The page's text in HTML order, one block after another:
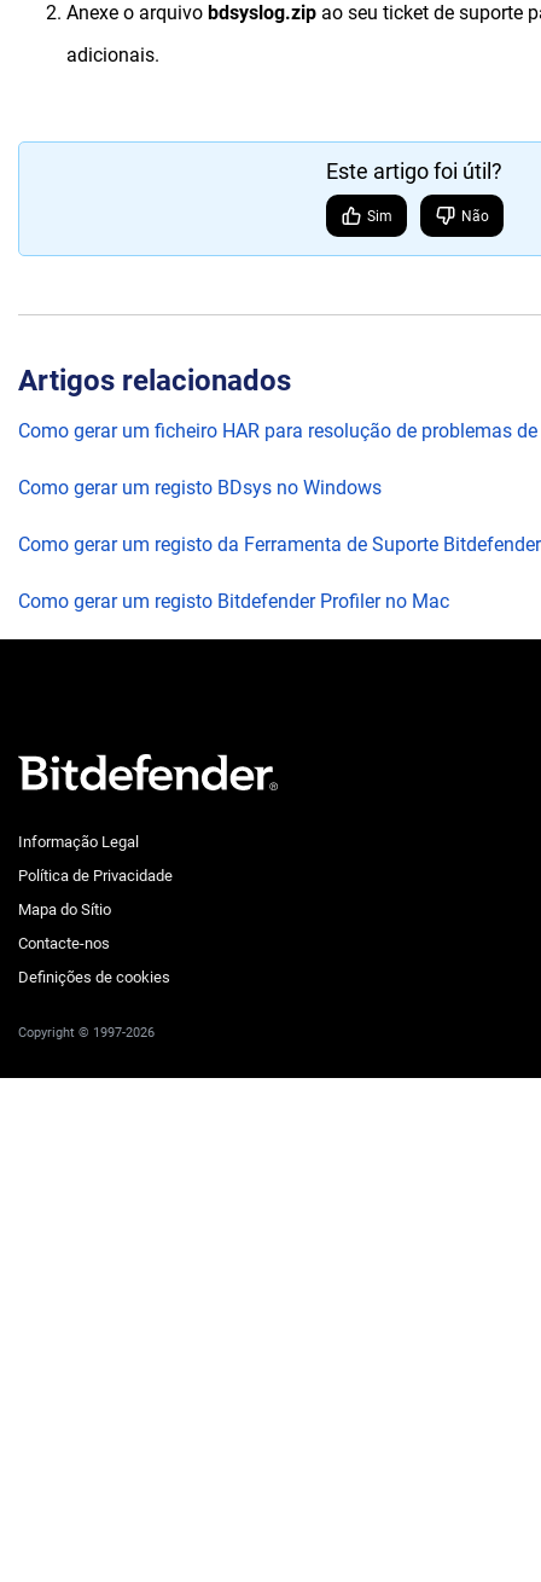
Anexe o arquivo bdsyslog.zip ao seu ticket de suporte
adicionais.
Este artigo foi útil?
Sim Não
Artigos relacionados
Como gerar um ficheiro HAR para resolução de problemas
Como gerar um registo BDsys no Windows
Como gerar um registo da Ferramenta de Suporte
Como gerar um registo Bitdefender Profiler no Mac
Informação Legal
Política de Privacidade
Mapa do Sítio
Contacte-nos
Definições de cookies
Copyright © 1997-2026